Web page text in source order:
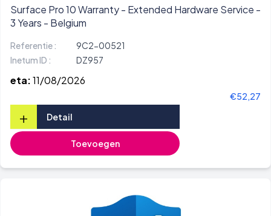
Surface Pro 10 Warranty - Extended Hardware Service -
3 Years - Belgium
Referentie :
9C2-00521
Inetum ID :
DZ957
eta:11/08/2026
€52,27
+ Detail
Toevoegen